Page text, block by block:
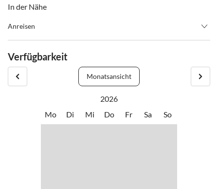
In der Nähe
Anreisen
Verfügbarkeit
Monatsansicht
2026
Mo
Di Mi Do Fr Sa So